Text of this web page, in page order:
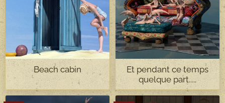
Beach cabin
Et pendant ce temps
quelque part.....